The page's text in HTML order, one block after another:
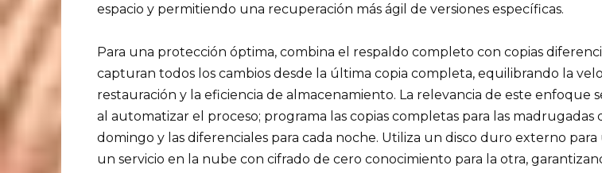
espacio y permitiendo una recuperación más ágil de versiones específicas.
Para una protección óptima, combina el respaldo completo con copias
capturan todos los cambios desde la última copia completa, equilibrando la
restauración y la eficiencia de almacenamiento. La relevancia de este enfoque
al automatizar el proceso; programa las copias completas para las madrugadas
domingo y las diferenciales para cada noche. Utiliza un disco duro externo para
un servicio en la nube con cifrado de cero conocimiento para la otra,